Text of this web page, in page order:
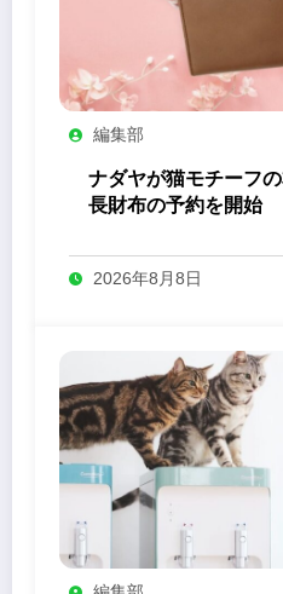
編集部
ナダヤが猫モチーフ
長財布の予約を開始
2026年8月8日